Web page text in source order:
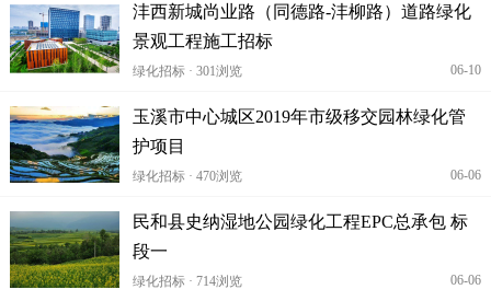
沣西新城尚业路（同德路-沣柳路）道路绿化
景观工程施工招标
06-10
绿化招标 · 301浏览
玉溪市中心城区2019年市级移交园林绿化管
护项目
06-06
绿化招标 · 470浏览
民和县史纳湿地公园绿化工程EPC总承包 标
段一
06-06
绿化招标 · 714浏览